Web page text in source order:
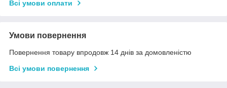
Всі умови оплати
Умови повернення
Повернення товару впродовж 14 днів за домовленістю
Всі умови повернення